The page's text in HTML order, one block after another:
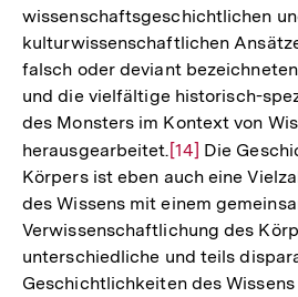
wissenschaftsgeschichtlichen
kulturwissenschaftlichen
falsch oder deviant
und die vielfältige historisch-
des Monsters im Kontext von
herausgearbeitet. Zur
Auflösung
der
Fußnote
[14] Die
Körpers ist eben auch eine
des Wissens mit einem
Verwissenschaftlichung des
unterschiedliche und teils
Geschichtlichkeiten des